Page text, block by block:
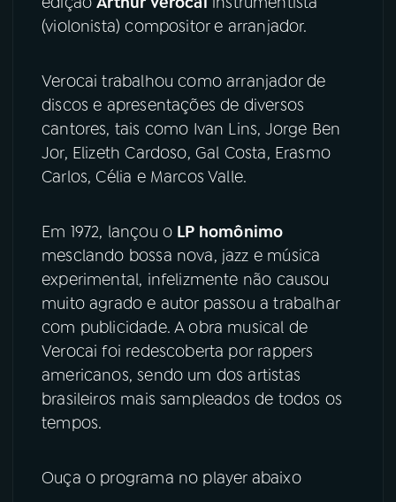
YouTube Facebook
Instagram X
TikTok
(violonista) compositor e arranjador.
Verocai trabalhou como arranjador de
discos e apresentações de diversos
cantores, tais como Ivan Lins, Jorge Ben
Jor, Elizeth Cardoso, Gal Costa, Erasmo
Carlos, Célia e Marcos Valle.
Em 1972, lançou o LP homônimo
mesclando bossa nova, jazz e música
experimental, infelizmente não causou
muito agrado e autor passou a trabalhar
com publicidade. A obra musical de
Verocai foi redescoberta por rappers
americanos, sendo um dos artistas
brasileiros mais sampleados de todos os
tempos.
Ouça o programa no player abaixo